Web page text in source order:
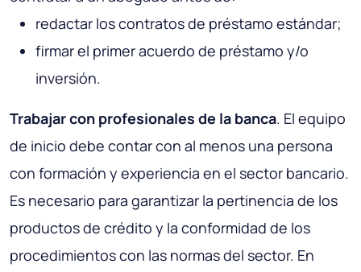
redactar los contratos de préstamo estándar;
firmar el primer acuerdo de préstamo y/o
inversión.
Trabajar con profesionales de la banca. El equipo
de inicio debe contar con al menos una persona
con formación y experiencia en el sector bancario.
Es necesario para garantizar la pertinencia de los
productos de crédito y la conformidad de los
procedimientos con las normas del sector. En